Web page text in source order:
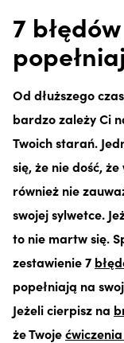
7
Od dłuższego
bardzo zależy Ci
Twoich starań.
się, że nie dość,
również nie
swojej sylwetce.
to nie martw się.
zestawienie 7
popełniają na
Jeżeli cierpisz na
że Twoje